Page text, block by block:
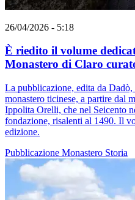
26/04/2026 - 5:18
È riedito il volume
Monastero di Claro
La pubblicazione, edita da
monastero ticinese, a partire dal
Ippolita Orelli, che nel Seicento
fondazione, risalenti al 1490. Il
edizione.
Pubblicazione Monastero Storia